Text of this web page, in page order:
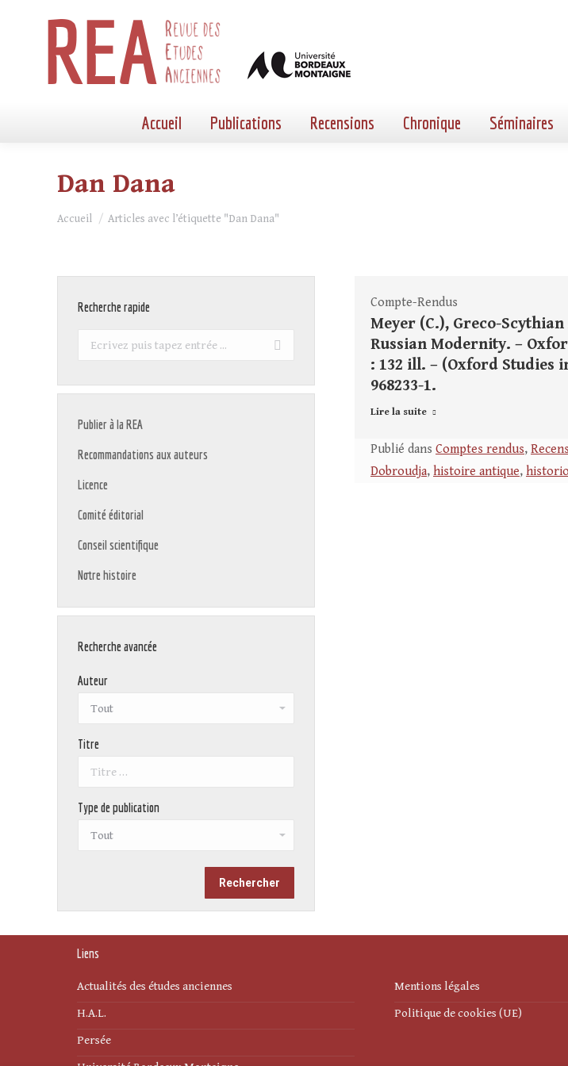
Accueil Publications Recensions Chronique Séminaires
Dan Dana
Vous êtes ici :
Accueil Articles avec l’étiquette "Dan Dana"
Compte-Rendus
Meyer (C.), Greco-
Russian Modernity. –
: 132 ill. – (Oxford Studies
968233-1.
Lire la suite
Publié dans Comptes rendus,
Dobroudja, histoire antique,
Recherche rapide
Recherche
Publier à la REA
Recommandations aux auteurs
Licence
Comité éditorial
Conseil scientifique
Notre histoire
Recherche avancée
Auteur
Titre
Type de publication
Liens
Actualités des études anciennes
H.A.L.
Persée
Mentions légales
Politique de cookies (UE)